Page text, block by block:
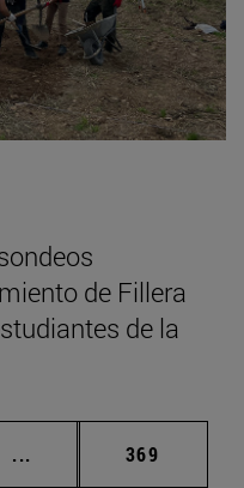
de Fillera
de la
... Páginas intermedias
Página
369